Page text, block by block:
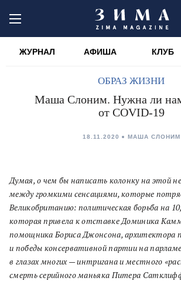
ЖУРНАЛ АФИША КЛУБ
ОБРАЗ ЖИЗНИ
Маша Слоним. Нужна ли
от COVID-19
18.11.2020 МАША СЛОНИМ
Думая, о чем бы написать колонку на этой
между громкими сенсациями, которые
Великобританию: политическая борьба на
которая привела к отставке Доминика
помощника Бориса Джонсона, архитектора
и победы консервативной партии на
в глазах многих — интригана и местного
смерть серийного маньяка Питера